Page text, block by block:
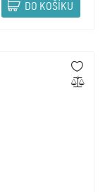
DO KOŠÍKU